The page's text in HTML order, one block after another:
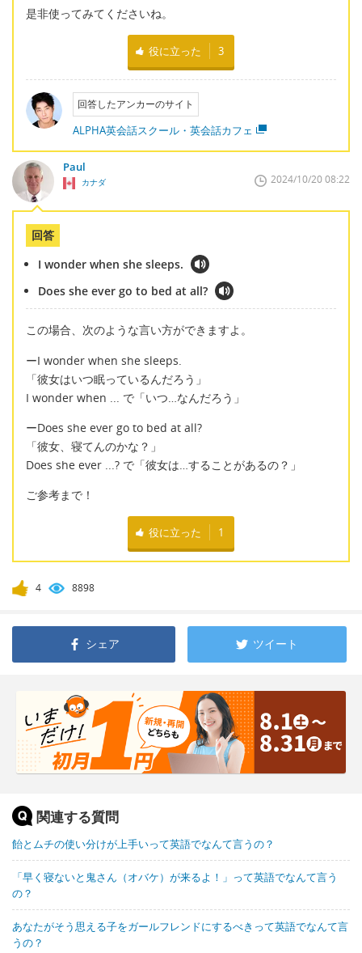
是非使ってみてくださいね。
役に立った 3
回答したアンカーのサイト
ALPHA英会話スクール・英会話カフェ
Paul
カナダ 2024/10/20 08:22
回答
I wonder when she sleeps.
Does she ever go to bed at all?
この場合、次のような言い方ができますよ。
ーI wonder when she sleeps.
「彼女はいつ眠っているんだろう」
I wonder when ... で「いつ…なんだろう」
ーDoes she ever go to bed at all?
「彼女、寝てんのかな？」
Does she ever ...? で「彼女は…することがあるの？」
ご参考まで！
役に立った 1
4 8898
シェア ツイート
関連する質問
飴とムチの使い分けが上手いって英語でなんて言うの？
「早く寝ないと鬼さん（オバケ）が来るよ！」って英語でなんて言う
の？
あなたがそう思える子をガールフレンドにするべきって英語でなんて言
うの？